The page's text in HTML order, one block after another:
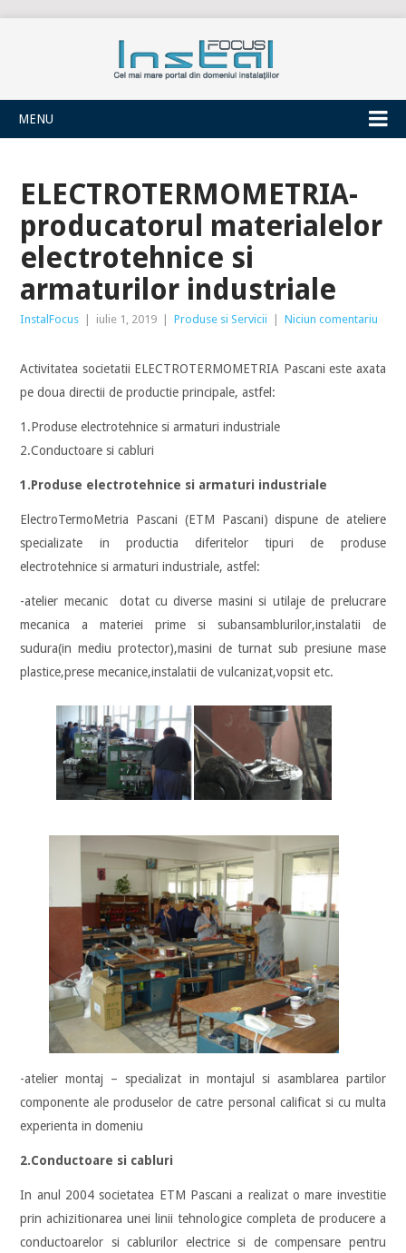
INSTALFOCUS
MENU
ELECTROTERMOMETRIA-
producatorul materialelor
electrotehnice si
armaturilor industriale
InstalFocus iulie 1, 2019 Produse si Servicii Niciun comentariu
Activitatea societatii ELECTROTERMOMETRIA Pascani este axata
pe doua directii de productie principale, astfel:
1.Produse electrotehnice si armaturi industriale
2.Conductoare si cabluri
1.Produse electrotehnice si armaturi industriale
ElectroTermoMetria Pascani (ETM Pascani) dispune de ateliere
specializate in productia diferitelor tipuri de produse
electrotehnice si armaturi industriale, astfel:
-atelier mecanic dotat cu diverse masini si utilaje de prelucrare
mecanica a materiei prime si subansamblurilor,instalatii de
sudura(in mediu protector),masini de turnat sub presiune mase
plastice,prese mecanice,instalatii de vulcanizat,vopsit etc.
-atelier montaj – specializat in montajul si asamblarea partilor
componente ale produselor de catre personal calificat si cu multa
experienta in domeniu
2.Conductoare si cabluri
In anul 2004 societatea ETM Pascani a realizat o mare investitie
prin achizitionarea unei linii tehnologice completa de producere a
conductoarelor si cablurilor electrice si de compensare pentru